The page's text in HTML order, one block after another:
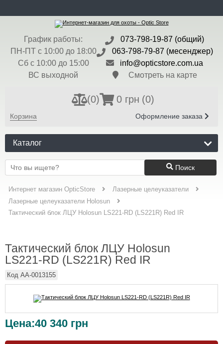
$ - 45 грн
Вход
Регистрация
График работы:
ПН-ПТ с 10:00 до 18:00
Сб с 10:00 до 15:00
ВС выходной
073-798-19-87 (общий)
063-798-79-87 (месенджер)
info@opticstore.com.ua
Смотреть на карте
(0) 0 грн (0)
Корзина Оформление заказа
Каталог
Поиск
Интернет магазин OpticStore
Лазерные целеуказатели
Лазерные целеуказатели Holosun
Тактический блок ЛЦУ Holosun LS221-RD (LS221R) Red IR
Тактический блок ЛЦУ Holosun
LS221-RD (LS221R) Red IR
Код AA-0013155
Цена:40 340 грн